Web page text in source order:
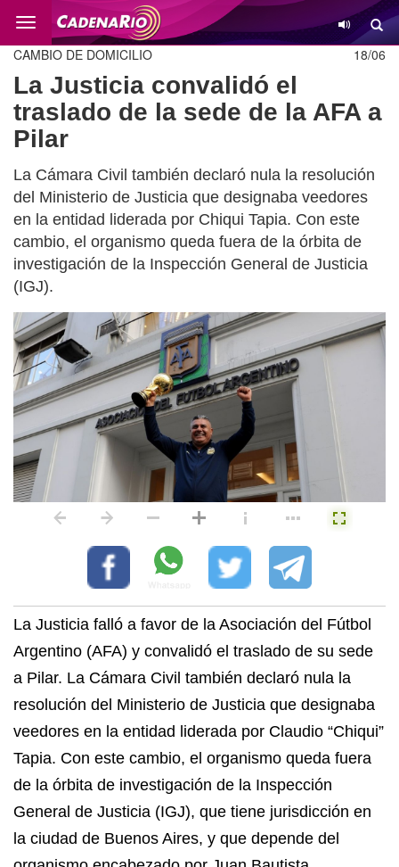
Cambio
18/06
CAMBIO DE DOMICILIO
La Justicia convalidó el
traslado de la sede de la AFA a
Pilar
La Cámara Civil también declaró nula la resolución
del Ministerio de Justicia que designaba veedores
en la entidad liderada por Chiqui Tapia. Con este
cambio, el organismo queda fuera de la órbita de
investigación de la Inspección General de Justicia
(IGJ).
La Justicia falló a favor de la Asociación del Fútbol
Argentino (AFA) y convalidó el traslado de su sede
a Pilar. La Cámara Civil también declaró nula la
resolución del Ministerio de Justicia que designaba
veedores en la entidad liderada por Claudio “Chiqui”
Tapia. Con este cambio, el organismo queda fuera
de la órbita de investigación de la Inspección
General de Justicia (IGJ), que tiene jurisdicción en
la ciudad de Buenos Aires, y que depende del